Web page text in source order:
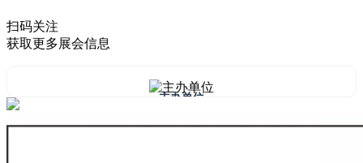
扫码关注
获取更多展会信息
主办单位